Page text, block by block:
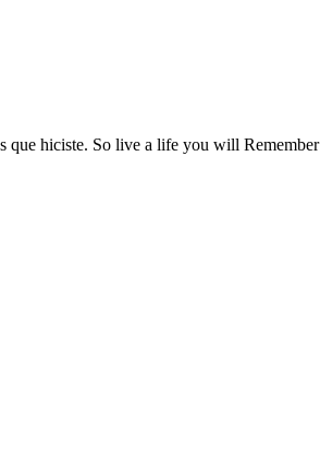
que hiciste. So live a life you will Remember